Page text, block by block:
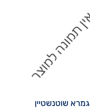
גמרא שוטנשטיין